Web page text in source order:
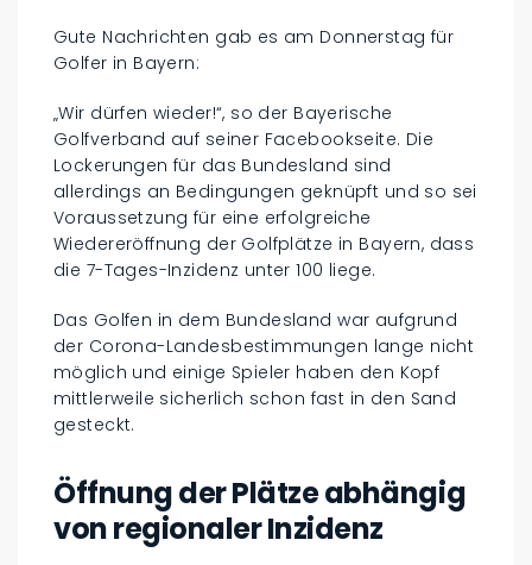
Gute Nachrichten gab es am Donnerstag für
Golfer in Bayern:
„Wir dürfen wieder!“, so der Bayerische
Golfverband auf seiner Facebookseite. Die
Lockerungen für das Bundesland sind
allerdings an Bedingungen geknüpft und so sei
Voraussetzung für eine erfolgreiche
Wiedereröffnung der Golfplätze in Bayern, dass
die 7-Tages-Inzidenz unter 100 liege.
Das Golfen in dem Bundesland war aufgrund
der Corona-Landesbestimmungen lange nicht
möglich und einige Spieler haben den Kopf
mittlerweile sicherlich schon fast in den Sand
gesteckt.
Öffnung der Plätze abhängig
von regionaler Inzidenz